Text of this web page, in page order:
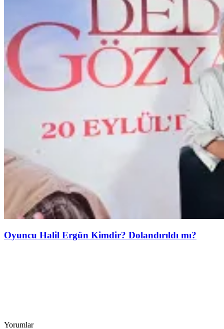
Oyuncu Halil Ergün Kimdir? Dolandırıldı mı?
Yorumlar